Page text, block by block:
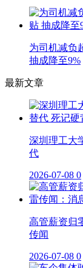
为司机减负
抽成降至9%
最新文章
深圳理工大
代
2026-07-08 0
高管薪资归
传闻
2026-07-08 0